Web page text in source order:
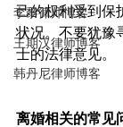
李黎律师博客
王期汉律师博客
韩丹尼律师博客
己的权利受到保
状况。不要犹豫
士的法律意见。
离婚相关的常见